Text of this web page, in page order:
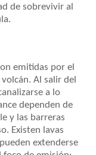
de sobrevivir al
emitidas por el
Al salir del
a lo
dependen de
y las barreras
Existen lavas
extenderse